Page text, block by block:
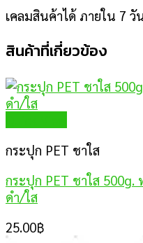
เคลมสินค้าได้ ภายใน 7
สินค้าที่เกี่ยวข้อง
กระปุก PET ชาใส
กระปุก PET ชาใส 500g.
ดำ/ใส
25.00฿